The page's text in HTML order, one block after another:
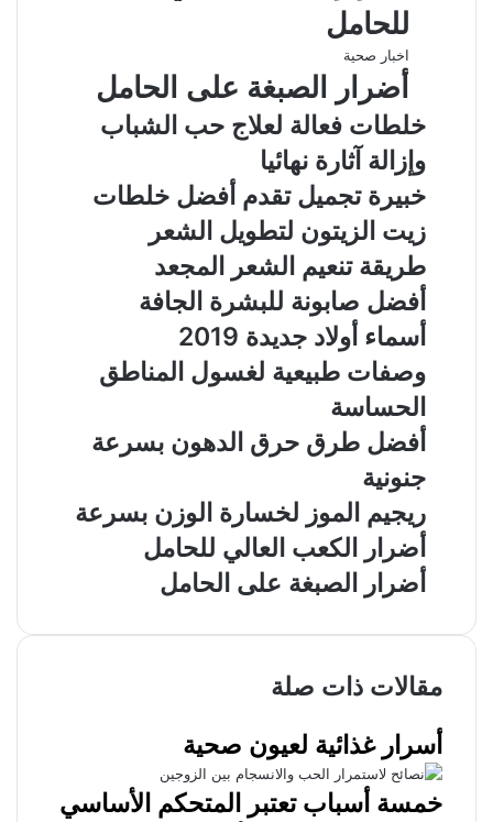
للحامل
اخبار صحية
أضرار الصبغة على الحامل
خلطات فعالة لعلاج حب الشباب
وإزالة آثارة نهائيا
خبيرة تجميل تقدم أفضل خلطات
زيت الزيتون لتطويل الشعر
طريقة تنعيم الشعر المجعد
أفضل صابونة للبشرة الجافة
أسماء أولاد جديدة 2019
وصفات طبيعية لغسول المناطق
الحساسة
أفضل طرق حرق الدهون بسرعة
جنونية
ريجيم الموز لخسارة الوزن بسرعة
أضرار الكعب العالي للحامل
أضرار الصبغة على الحامل
مقالات ذات صلة
أسرار غذائية لعيون صحية
خمسة أسباب تعتبر المتحكم الأساسي